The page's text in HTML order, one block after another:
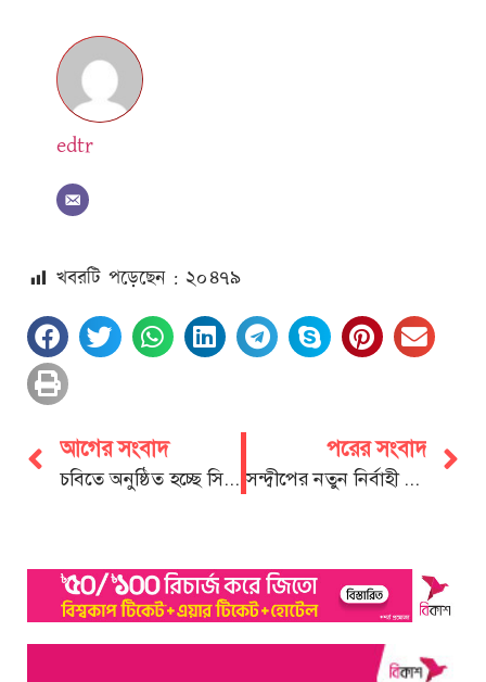
edtr
খবরটি পড়েছেন : ২০৪৭৯
আগের সংবাদ
চবিতে অনুষ্ঠিত হচ্ছে সিইউডিএস আন্তঃবিভাগ বিতর্ক প্রতিযোগিতা
পরের সংবাদ
সন্দ্বীপের নতুন নির্বাহী কর্মকর্তার সাথে পৌর মেয়রের শুভেচ্ছা বিনিময়